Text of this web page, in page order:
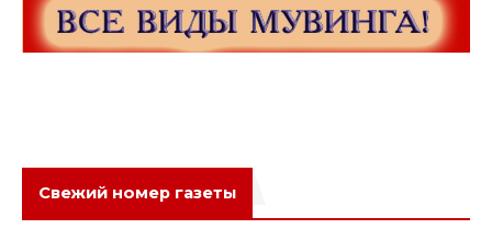
Свежий номер газеты